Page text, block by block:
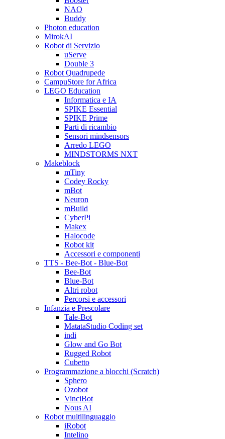
NAO
Buddy
Photon education
MirokAI
Robot di Servizio
uServe
Double 3
Robot Quadrupede
CampuStore for Africa
LEGO Education
Informatica e IA
SPIKE Essential
SPIKE Prime
Parti di ricambio
Sensori mindsensors
Arredo LEGO
MINDSTORMS NXT
Makeblock
mTiny
Codey Rocky
mBot
Neuron
mBuild
CyberPi
Makex
Halocode
Robot kit
Accessori e componenti
TTS - Bee-Bot - Blue-Bot
Bee-Bot
Blue-Bot
Altri robot
Percorsi e accessori
Infanzia e Prescolare
Tale-Bot
MatataStudio Coding set
indi
Glow and Go Bot
Rugged Robot
Cubetto
Programmazione a blocchi (Scratch)
Sphero
Ozobot
VinciBot
Nous AI
Robot multilinguaggio
iRobot
Intelino